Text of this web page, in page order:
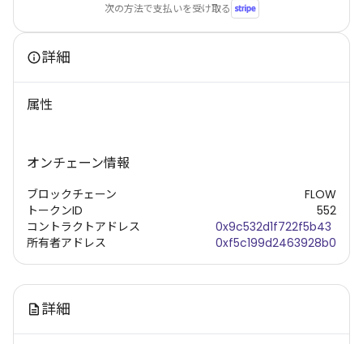
次の方法で支払いを受け取る
詳細
属性
オンチェーン情報
ブロックチェーン
トークンID
コントラクトアドレス
所有者アドレス
FLOW
552
0x9c532d1f722f5b43
0xf5c199d2463928b0
詳細